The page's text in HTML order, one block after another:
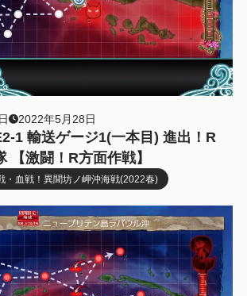
2022年5月28日
1 輸送ゲージ1(一本目) 進出！R
【激闘！R方面作戦】
・血戦！異聞坊ノ岬沖海戦(2022春)